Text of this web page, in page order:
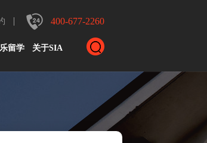
400-677-2260
留学 关于SIA